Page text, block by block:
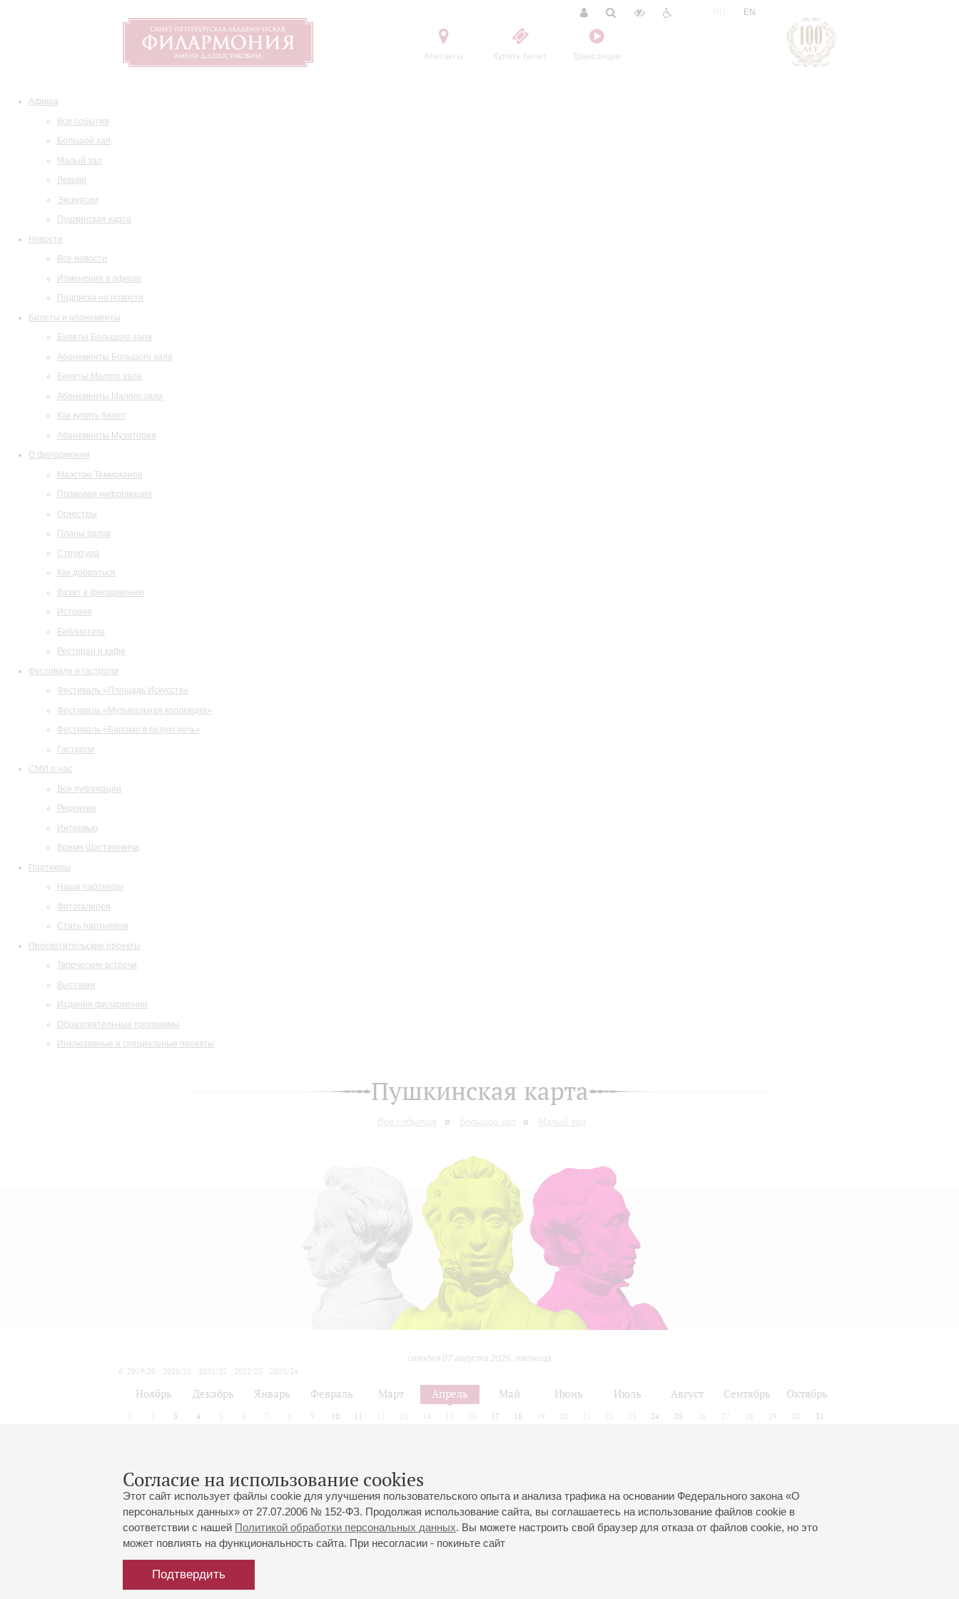
Контакты Купить билет Трансляции
EN
Афиша
Все события
Большой зал
Малый зал
Лекции
Экскурсии
Пушкинская карта
Новости
Все новости
Изменения в афише
Подписка на новости
Билеты и абонементы
Билеты Большого зала
Абонементы Большого зала
Билеты Малого зала
Абонементы Малого зала
Как купить билет
Абонементы Музитория
О филармонии
Маэстро Темирканов
Правовая информация
Оркестры
Планы залов
Структура
Как добраться
Визит в филармонию
История
Библиотека
Ресторан и кафе
Фестивали и гастроли
Фестиваль «Площадь Искусств»
Фестиваль «Музыкальная коллекция»
Фестиваль «Барокко в белую ночь»
Гастроли
СМИ о нас
Все публикации
Рецензии
Интервью
Время Шостаковича
Партнеры
Наши партнеры
Фотогалерея
Стать партнером
Просветительские проекты
Творческие встречи
Выставки
Издания филармонии
Образовательные программы
Инклюзивные и специальные проекты
Согласие на использование cookies
Этот сайт использует файлы cookie для улучшения пользовательского опыта и анализа трафика на основании Федерального закона «О
персональных данных» от 27.07.2006 № 152-ФЗ. Продолжая использование сайта, вы соглашаетесь на использование файлов cookie в
соответствии с нашей Политикой обработки персональных данных. Вы можете настроить свой браузер для отказа от файлов cookie, но это
может повлиять на функциональность сайта. При несогласии - покиньте сайт
Подтвердить
Пушкинская карта
Все события Большой зал Малый зал
сегодня 07 августа 2026, пятница
2019/20
2020/21 2021/22 2022/23
2023/24
Ноябрь Декабрь Январь Февраль Март Апрель Май Июнь Июль Август Сентябрь Октябрь
2 3 4 5 6 7 8 9 10 11 12 13 14 15 16 17 18 19 20 21 22 23 24 25 26 27 28 29 30 31
Март